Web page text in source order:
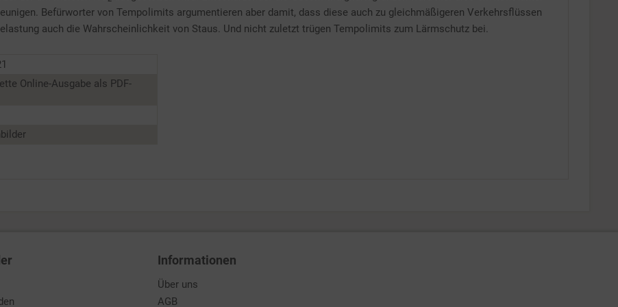
Befürworter von Tempolimits argumentieren aber damit, dass diese auch zu gleichmäßigeren Verkehrsflüssen
auch die Wahrscheinlichkeit von Staus. Und nicht zuletzt trügen Tempolimits zum Lärmschutz bei.
Online-Ausgabe als PDF-
Informationen
Über uns
AGB